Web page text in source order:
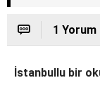
1 Yorum
İstanbullu bir